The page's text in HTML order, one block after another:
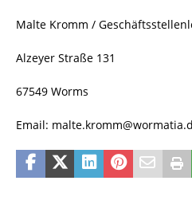
Malte Kromm /
Alzeyer Straße 131
67549 Worms
Email: